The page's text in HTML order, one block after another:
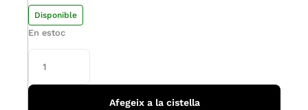
Disponible
En estoc
Afegeix a la cistella